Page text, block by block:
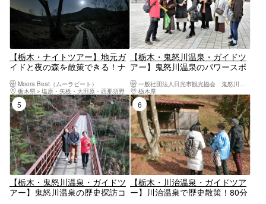
【栃木・ナイトツアー】地元ガ
イドと夜の森を散策できる！ナ
Moora Beat（ムーラビート）
栃木県
塩原・矢板・大田原・西那須野
【栃木・鬼怒川温泉・ガイドツ
アー】鬼怒川温泉のパワースポ
栃木県
5位
【栃木・鬼怒川温泉・ガイドツ
アー】鬼怒川温泉の歴史探訪コ
6位
【栃木・川治温泉・ガイドツア
ー】川治温泉で歴史散策！80分